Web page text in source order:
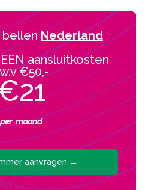
bellenNederland
aansluitkosten
€50,-
per maand
aanvragen →